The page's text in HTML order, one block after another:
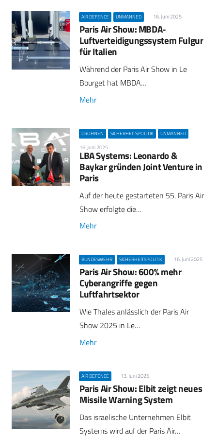
AIR DEFENCE UNMANNED 16. Juni 2025
Paris Air Show: MBDA-
Luftverteidigungssystem Fulgur
für Italien
Während der Paris Air Show in Le
Bourget hat MBDA…
Mehr
DROHNEN SICHERHEITSPOLITIK UNMANNED
16. Juni 2025
LBA Systems: Leonardo &
Baykar gründen Joint Venture in
Paris
Auf der heute gestarteten 55. Paris Air
Show erfolgte die…
Mehr
BUNDESWEHR SICHERHEITSPOLITIK 16. Juni 2025
Paris Air Show: 600% mehr
Cyberangriffe gegen
Luftfahrtsektor
Wie Thales anlässlich der Paris Air
Show 2025 in Le…
Mehr
AIR DEFENCE 13. Juni 2025
Paris Air Show: Elbit zeigt neues
Missile Warning System
Das israelische Unternehmen Elbit
Systems wird auf der Paris Air…